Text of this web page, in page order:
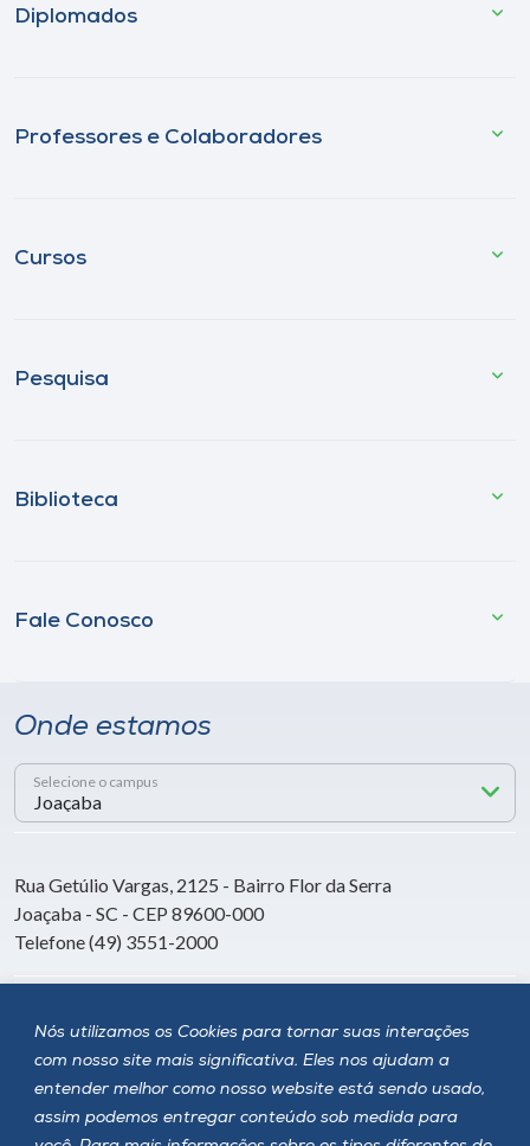
Nós utilizamos os Cookies para tornar suas interações
com nosso site mais significativa. Eles nos ajudam a
entender melhor como nosso website está sendo usado,
assim podemos entregar conteúdo sob medida para
Diplomados
Professores e Colaboradores
Cursos
Pesquisa
Biblioteca
Fale Conosco
Onde estamos
Selecione o campus
Rua Getúlio Vargas, 2125 - Bairro Flor da Serra
Joaçaba - SC - CEP 89600-000
Telefone (49) 3551-2000
Siga a Unoesc